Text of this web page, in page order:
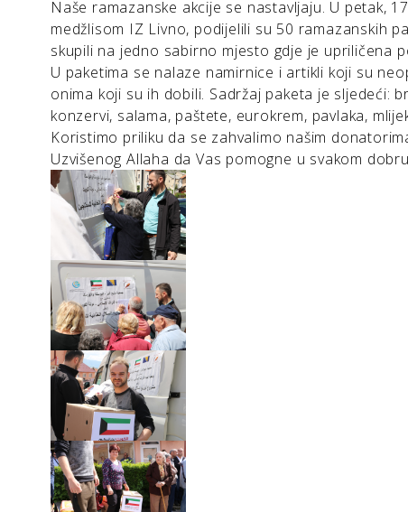
Naše ramazanske akcije se nastavljaju. U petak,
medžlisom IZ Livno, podijelili su 50 ramazanskih
skupili na jedno sabirno mjesto gdje je upriličena
U paketima se nalaze namirnice i artikli koji su
onima koji su ih dobili. Sadržaj paketa je sljedeći:
konzervi, salama, paštete, eurokrem, pavlaka,
Koristimo priliku da se zahvalimo našim
Uzvišenog Allaha da Vas pomogne u svakom